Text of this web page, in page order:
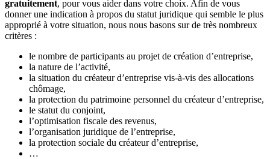
gratuitement, pour vous aider dans votre choix. Afin de vous
donner une indication à propos du statut juridique qui semble le plus
approprié à votre situation, nous nous basons sur de très nombreux
critères :
le nombre de participants au projet de création d’entreprise,
la nature de l’activité,
la situation du créateur d’entreprise vis-à-vis des allocations
chômage,
la protection du patrimoine personnel du créateur d’entreprise,
le statut du conjoint,
l’optimisation fiscale des revenus,
l’organisation juridique de l’entreprise,
la protection sociale du créateur d’entreprise,
…